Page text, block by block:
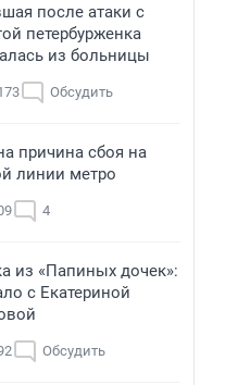
после атаки с
петербурженка
из больницы
Обсудить
причина сбоя на
линии метро
4
из «Папиных дочек»:
с Екатериной
Обсудить